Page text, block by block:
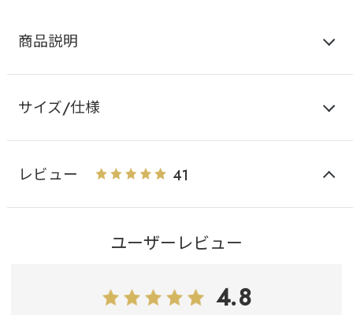
商品説明
サイズ/仕様
レビュー 41
ユーザーレビュー
4.8